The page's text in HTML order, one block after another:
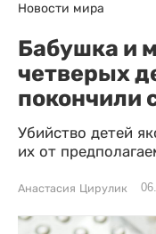
Новости мира
Бабушка и
четверых
покончили
Убийство детей
их от
Анастасия Цирулик